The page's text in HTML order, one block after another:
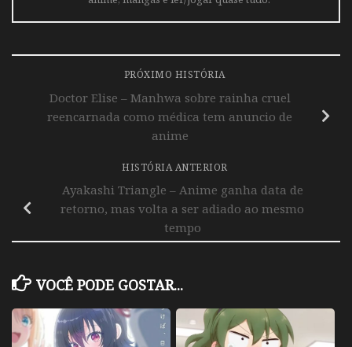
PRÓXIMO HISTÓRIA
Doctor Elise – Manhwa sobre rainha cruel
reencarnada como médica tem anuncio de
anime
HISTÓRIA ANTERIOR
Ayakashi Triangle – Anime ganha data de
retorno, mas volta a ser adiado ao mesmo
tempo
VOCÊ PODE GOSTAR...